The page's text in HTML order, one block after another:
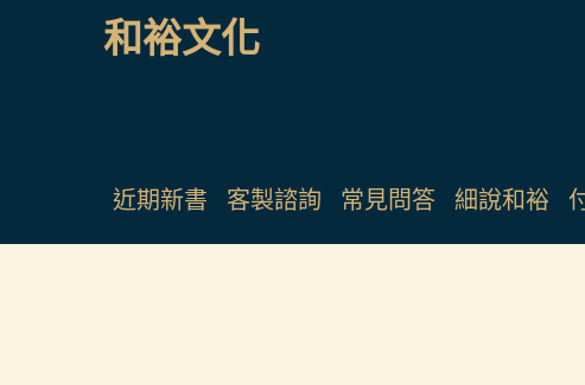
和裕文化
近期新書 客製諮詢 常見問答 細說和裕